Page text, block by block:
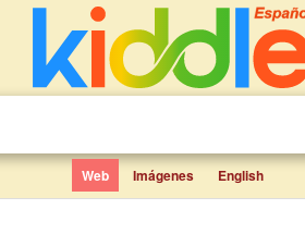
Web Imágenes English